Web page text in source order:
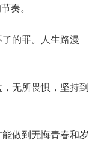
奏。
的罪。人生路漫
无所畏惧，坚持到
做到无悔青春和岁